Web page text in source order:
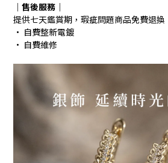
｜售後服務｜
提供七天鑑賞期，瑕疵問題商品免費退換
· 自費整新電鍍
· 自費維修